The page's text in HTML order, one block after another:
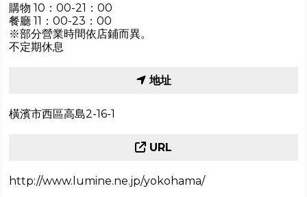
購物 10：00-21：00
餐廳 11：00-23：00
※部分營業時間依店鋪而異。
不定期休息
地址
橫濱市西區高島2-16-1
URL
http://www.lumine.ne.jp/yokohama/